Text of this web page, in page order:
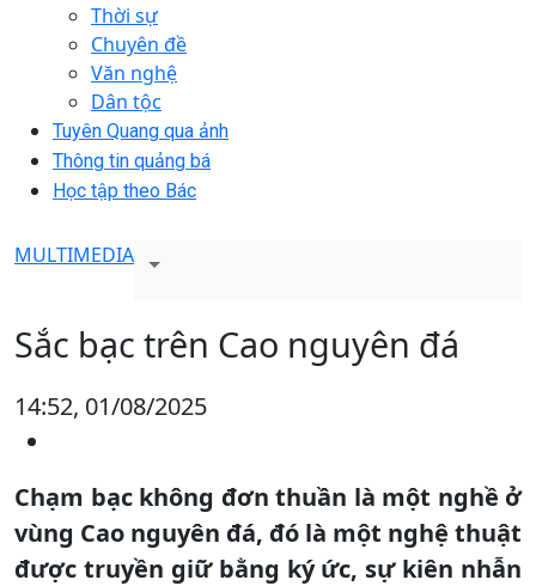
Thời sự
Chuyên đề
Văn nghệ
Dân tộc
Tuyên Quang qua ảnh
Thông tin quảng bá
Học tập theo Bác
MULTIMEDIA
Sắc bạc trên Cao nguyên đá
14:52, 01/08/2025
Chạm bạc không đơn thuần là một nghề ở
vùng Cao nguyên đá, đó là một nghệ thuật
được truyền giữ bằng ký ức, sự kiên nhẫn